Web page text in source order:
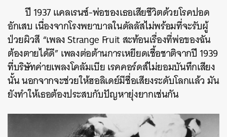
ปี 1937 แคลเรนซ์-พ่อของเธอเสียชีวิตด้วยโรคปอด
อักเสบ เนื่องจากโรงพยาบาลในดัลลัสไม่พร้อมที่จะรับผู้
ป่วยผิวสี “เพลง Strange Fruit สะท้อนเรื่องที่พ่อของฉัน
ต้องตายได้ดี” เพลงต่อต้านการเหยียดเชื้อชาติจากปี 1939
ที่บริษัทค่ายเพลงโคลัมเบีย เรคคอร์ดส์ไม่ยอมบันทึกเสียง
นั้น นอกจากจะช่วยให้ฮอลิเดย์มีชื่อเสียงระดับโลกแล้ว มัน
ยังทำให้เธอต้องประสบกับปัญหายุ่งยากเช่นกัน